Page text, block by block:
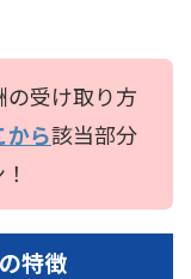
の受け取り方
から該当部分
特徴